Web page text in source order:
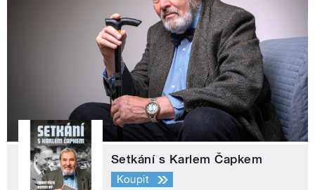
Setkání s Karlem Čapkem
Koupit